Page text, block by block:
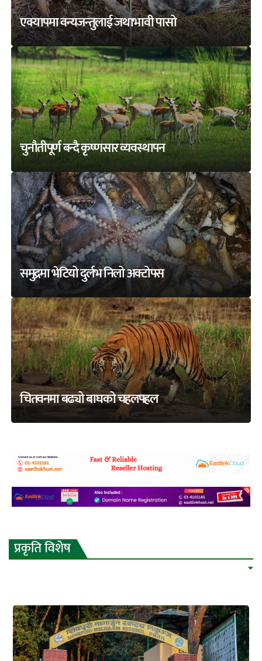
एक्यापमा वन्यजन्तुलाई जथाभावी पासो
चुनौतीपूर्ण बन्दै कृष्णसार व्यवस्थापन
समुद्रमा भेटियो दुर्लभ निलो अक्टोपस
चितवनमा बढ्यो बाघको चहलपहल